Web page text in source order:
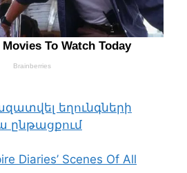
եղունգների
ընթացքում
Diaries’ Scenes Of All